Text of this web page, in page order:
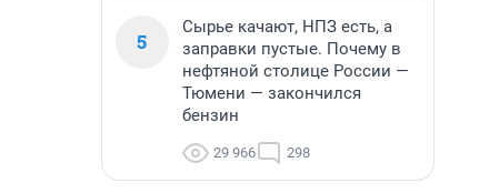
5
Сырье качают, НПЗ есть, а
заправки пустые. Почему в
нефтяной столице России —
Тюмени — закончился
бензин
29 966 298